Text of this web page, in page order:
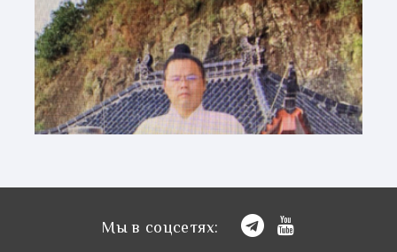
Мы в соцсетях: